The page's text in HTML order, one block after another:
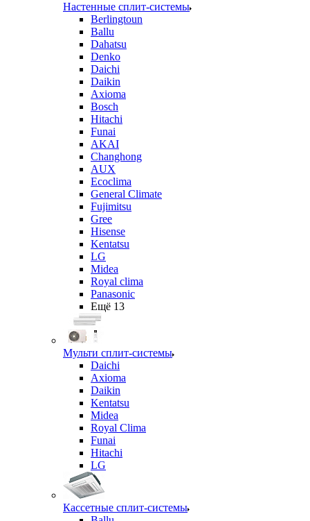
Настенные сплит-системы
Berlingtoun
Ballu
Dahatsu
Denko
Daichi
Daikin
Axioma
Bosch
Hitachi
Funai
AKAI
Changhong
AUX
Ecoclima
General Climate
Fujimitsu
Gree
Hisense
Kentatsu
LG
Midea
Royal clima
Panasonic
Ещё 13
Мульти сплит-системы
Daichi
Axioma
Daikin
Kentatsu
Midea
Royal Clima
Funai
Hitachi
LG
Кассетные сплит-системы